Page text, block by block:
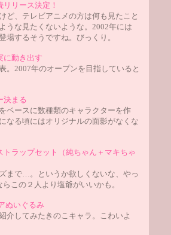
リース決定！
ど、テレビアニメの方は何も見たこと
うな見たくないような。2002年には
場するそうですね。びっくり。
に動き出す
。2007年のオープンを目指していると
決まる
ベースに数種類のキャラクターを作
なる頃にはオリジナルの面影がなくな
トラップセット（純ちゃん＋マキちゃ
まで…。というか欲しくないな、やっ
この２人より塩爺がいいかも。
ぬいぐるみ
介してみたきのこキャラ。こわいよ